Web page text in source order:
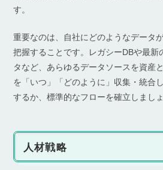
す。
重要なのは、自社にどのようなデータ
把握することです。レガシーDBや最新
タなど、あらゆるデータソースを資産
を「いつ」「どのように」収集・統合
するか、標準的なフローを確立しましょ
人材戦略